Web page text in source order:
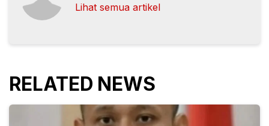
Lihat semua artikel
RELATED NEWS